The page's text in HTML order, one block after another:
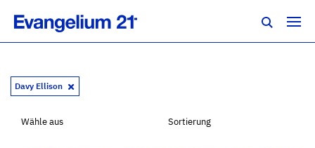
Davy Ellison
Wähle aus Sortierung